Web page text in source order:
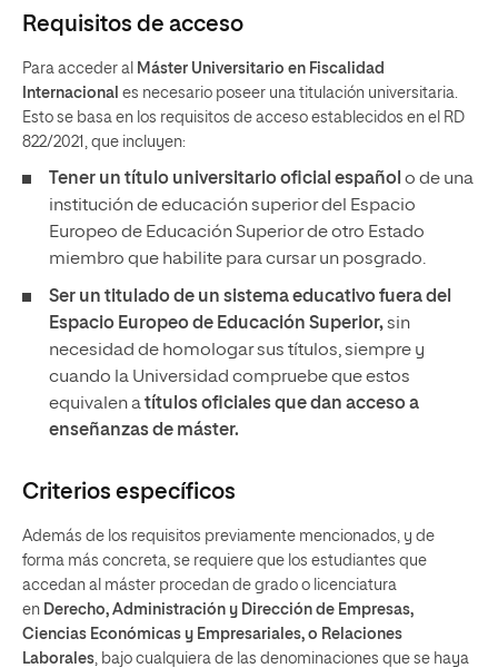
Requisitos de acceso
Para acceder al Máster Universitario en Fiscalidad
Internacional es necesario poseer una titulación universitaria.
Esto se basa en los requisitos de acceso establecidos en el RD
822/2021, que incluyen:
Tener un título universitario oficial español o de una
institución de educación superior del Espacio
Europeo de Educación Superior de otro Estado
miembro que habilite para cursar un posgrado.
Ser un titulado de un sistema educativo fuera del
Espacio Europeo de Educación Superior,sin
necesidad de homologar sus títulos, siempre y
cuando la Universidad compruebe que estos
equivalen atítulos oficiales que dan acceso a
enseñanzas de máster.
Criterios específicos
Además de los requisitos previamente mencionados, y de
forma más concreta, se requiere que los estudiantes que
accedan al máster procedan de grado o licenciatura
en Derecho, Administración y Dirección de Empresas,
Ciencias Económicas y Empresariales, o Relaciones
Laborales, bajo cualquiera de las denominaciones que se haya